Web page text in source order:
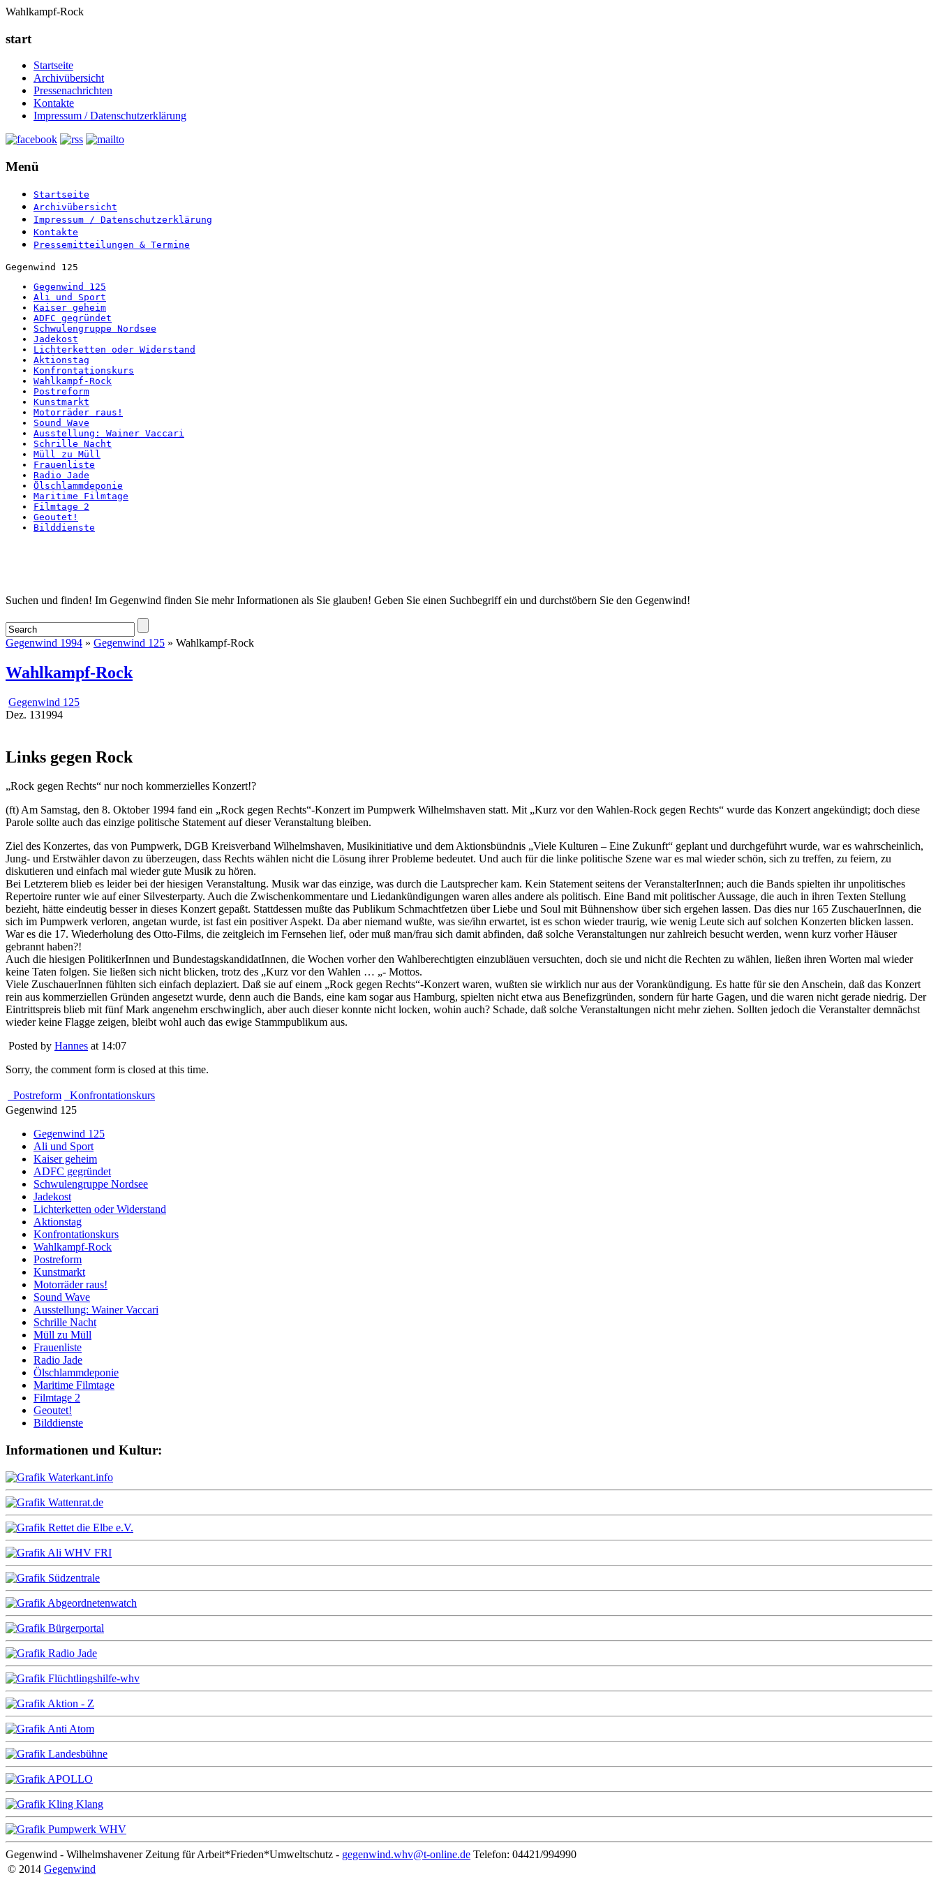
Wahlkampf-Rock
start
Startseite
Archivübersicht
Pressenachrichten
Kontakte
Impressum / Datenschutzerklärung
Menü
Startseite
Archivübersicht
Impressum / Datenschutzerklärung
Kontakte
Pressemitteilungen & Termine
Gegenwind 125
Gegenwind 125
Ali und Sport
Kaiser geheim
ADFC gegründet
Schwulengruppe Nordsee
Jadekost
Lichterketten oder Widerstand
Aktionstag
Konfrontationskurs
Wahlkampf-Rock
Postreform
Kunstmarkt
Motorräder raus!
Sound Wave
Ausstellung: Wainer Vaccari
Schrille Nacht
Müll zu Müll
Frauenliste
Radio Jade
Ölschlammdeponie
Maritime Filmtage
Filmtage 2
Geoutet!
Bilddienste
Startseite
Suchen und finden! Im Gegenwind finden Sie mehr Informationen als Sie glauben! Geben Sie einen Suchbegriff ein und durchstöbern Sie den Gegenwind!
Gegenwind 1994 » Gegenwind 125 » Wahlkampf-Rock
Wahlkampf-Rock
Gegenwind 125
Dez. 131994
Links gegen Rock
„Rock gegen Rechts“ nur noch kommerzielles Konzert!?
(ft) Am Samstag, den 8. Oktober 1994 fand ein „Rock gegen Rechts“-Konzert im Pumpwerk Wilhelmshaven statt. Mit „Kurz vor den Wahlen-Rock gegen Rechts“ wurde das Konzert angekündigt; doch diese
Parole sollte auch das einzige politische Statement auf dieser Veranstaltung bleiben.
Ziel des Konzertes, das von Pumpwerk, DGB Kreisverband Wilhelmshaven, Musikinitiative und dem Aktionsbündnis „Viele Kulturen – Eine Zukunft“ geplant und durchgeführt wurde, war es wahrscheinlich,
Jung- und Erstwähler davon zu überzeugen, dass Rechts wählen nicht die Lösung ihrer Probleme bedeutet. Und auch für die linke politische Szene war es mal wieder schön, sich zu treffen, zu feiern, zu
diskutieren und einfach mal wieder gute Musik zu hören.
Bei Letzterem blieb es leider bei der hiesigen Veranstaltung. Musik war das einzige, was durch die Lautsprecher kam. Kein Statement seitens der VeranstalterInnen; auch die Bands spielten ihr unpolitisches
Repertoire runter wie auf einer Silvesterparty. Auch die Zwischenkommentare und Liedankündigungen waren alles andere als politisch. Eine Band mit politischer Aussage, die auch in ihren Texten Stellung
bezieht, hätte eindeutig besser in dieses Konzert gepaßt. Stattdessen mußte das Publikum Schmachtfetzen über Liebe und Soul mit Bühnenshow über sich ergehen lassen. Das dies nur 165 ZuschauerInnen, die
sich im Pumpwerk verloren, angetan wurde, ist fast ein positiver Aspekt. Da aber niemand wußte, was sie/ihn erwartet, ist es schon wieder traurig, wie wenig Leute sich auf solchen Konzerten blicken lassen.
War es die 17. Wiederholung des Otto-Films, die zeitgleich im Fernsehen lief, oder muß man/frau sich damit abfinden, daß solche Veranstaltungen nur zahlreich besucht werden, wenn kurz vorher Häuser
gebrannt haben?!
Auch die hiesigen PolitikerInnen und BundestagskandidatInnen, die Wochen vorher den Wahlberechtigten einzubläuen versuchten, doch sie und nicht die Rechten zu wählen, ließen ihren Worten mal wieder
keine Taten folgen. Sie ließen sich nicht blicken, trotz des „Kurz vor den Wahlen … „- Mottos.
Viele ZuschauerInnen fühlten sich einfach deplaziert. Daß sie auf einem „Rock gegen Rechts“-Konzert waren, wußten sie wirklich nur aus der Vorankündigung. Es hatte für sie den Anschein, daß das Konzert
rein aus kommerziellen Gründen angesetzt wurde, denn auch die Bands, eine kam sogar aus Hamburg, spielten nicht etwa aus Benefizgründen, sondern für harte Gagen, und die waren nicht gerade niedrig. Der
Eintrittspreis blieb mit fünf Mark angenehm erschwinglich, aber auch dieser konnte nicht locken, wohin auch? Schade, daß solche Veranstaltungen nicht mehr ziehen. Sollten jedoch die Veranstalter demnächst
wieder keine Flagge zeigen, bleibt wohl auch das ewige Stammpublikum aus.
Posted by Hannes at 14:07
Sorry, the comment form is closed at this time.
Postreform
Konfrontationskurs
Gegenwind 125
Gegenwind 125
Ali und Sport
Kaiser geheim
ADFC gegründet
Schwulengruppe Nordsee
Jadekost
Lichterketten oder Widerstand
Aktionstag
Konfrontationskurs
Wahlkampf-Rock
Postreform
Kunstmarkt
Motorräder raus!
Sound Wave
Ausstellung: Wainer Vaccari
Schrille Nacht
Müll zu Müll
Frauenliste
Radio Jade
Ölschlammdeponie
Maritime Filmtage
Filmtage 2
Geoutet!
Bilddienste
Informationen und Kultur:
Gegenwind - Wilhelmshavener Zeitung für Arbeit*Frieden*Umweltschutz - gegenwind.whv@t-online.de Telefon: 04421/994990
© 2014 Gegenwind